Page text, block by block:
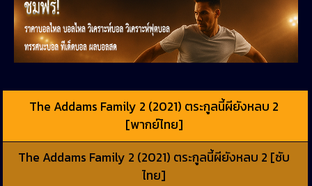
The Addams Family 2 (2021) ตระกูลนี้ผียังหลบ 2
[พากย์ไทย]
The Addams Family 2 (2021) ตระกูลนี้ผียังหลบ 2 [ซับ
ไทย]